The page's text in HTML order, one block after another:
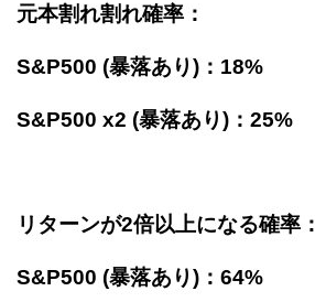
元本割れ割れ確率：
S&P500 (暴落あり)：18%
S&P500 x2 (暴落あり)：25%
リターンが2倍以上になる確率：
S&P500 (暴落あり)：64%